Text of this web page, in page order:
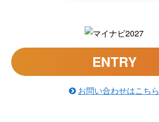
ENTRY
お問い合わせはこちら